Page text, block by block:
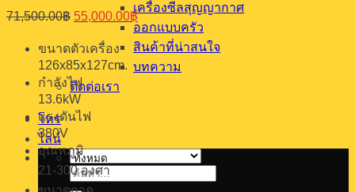
เครื่องซีลสุญญากาศ
ออกแบบครัว
สินค้าที่น่าสนใจ
บทความ
ติดต่อเรา
โทร
ไลน์
ค้นหา:
71,500.00฿ Original
price
was:
71,500.00฿.
55,000.00฿Current
price
is:
ขนาดตัวเครื่อง
126x85x127cm.
กำลังไฟ
13.6kW
แรงดันไฟ
380V
อุณหภูมิ
21-300 องศา